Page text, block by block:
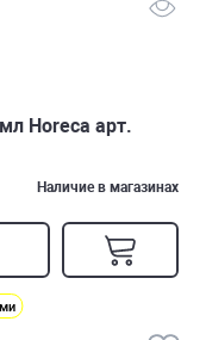
Horeca арт.
Наличие в магазинах